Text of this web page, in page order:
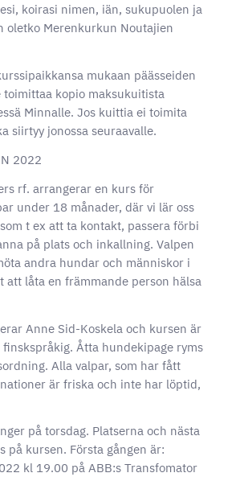
koirasi nimen, iän, sukupuolen ja
oletko Merenkurkun Noutajien
mukaan päässeiden
kopio maksukuitista
Minnalle. Jos kuittia ei toimita
siirtyy jonossa seuraavalle.
2022
rf. arrangerar en kurs för
under 18 månader, där vi lär oss
t ex att ta kontakt, passera förbi
på plats och inkallning. Valpen
andra hundar och människor i
att låta en främmande person hälsa
Anne Sid-Koskela och kursen är
finskspråkig. Åtta hundekipage ryms
Alla valpar, som har fått
är friska och inte har löptid,
på torsdag. Platserna och nästa
på kursen. Första gången är:
kl 19.00 på ABB:s Transfomator